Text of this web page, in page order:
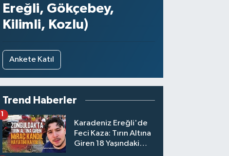
Ereğli, Gökçebey,
Kilimli, Kozlu)
Ankete Katıl
Trend Haberler
Karadeniz Ereğli'de
Feci Kaza: Tırın Altına
Giren 18 Yaşındaki
1